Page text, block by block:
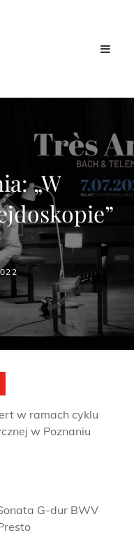
„W
w ramach cyklu
w Poznaniu
G-dur BWV